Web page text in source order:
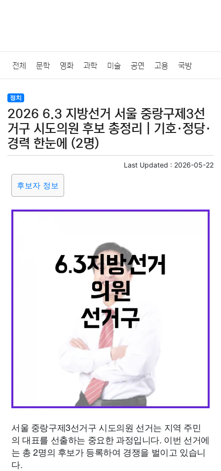
전체 문학 영화 과학 미술 공연 고용 국방
법률
질병 가요 방송 일상 주식 암호화폐 블록체인
결혼 육아 반려동물 패션
요리 상품리뷰
외국어 교육 교통 생활 기타
정치
2026 6.3 지방선거 서울 중랑구제3선
거구 시도의원 후보 총정리｜기호·정당·
경력 한눈에 (2명)
Last Updated : 2026-05-22
후보자 정보
서울 중랑구제3선거구 시도의원 선거는 지역 주민
의 대표를 선출하는 중요한 과정입니다. 이번 선거에
는 총 2명의 후보가 등록하여 경쟁을 벌이고 있습니
다.